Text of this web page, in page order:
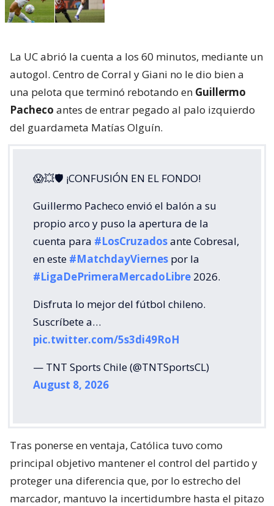
La UC abrió la cuenta a los 60 minutos, mediante un
autogol. Centro de Corral y Giani no le dio bien a
una pelota que terminó rebotando en Guillermo
Pacheco antes de entrar pegado al palo izquierdo
del guardameta Matías Olguín.
😱💥🛡 ¡CONFUSIÓN EN EL FONDO!
Guillermo Pacheco envió el balón a su
propio arco y puso la apertura de la
cuenta para #LosCruzadosante Cobresal,
en este #MatchdayViernes por la
#LigaDePrimeraMercadoLibre 2026.
Disfruta lo mejor del fútbol chileno.
Suscríbete a…
pic.twitter.com/5s3di49RoH
— TNT Sports Chile (@TNTSportsCL)
August 8, 2026
Tras ponerse en ventaja, Católica tuvo como
principal objetivo mantener el control del partido y
proteger una diferencia que, por lo estrecho del
marcador, mantuvo la incertidumbre hasta el pitazo